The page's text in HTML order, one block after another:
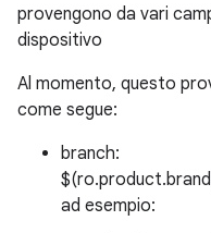
provengono da vari
dispositivo
Al momento, questo
come segue:
branch:
ad esempio: